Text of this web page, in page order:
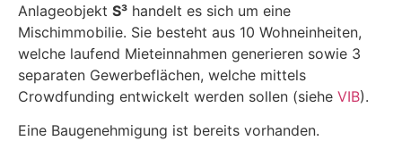
Anlageobjekt S³ handelt es sich um eine
Mischimmobilie. Sie besteht aus 10 Wohneinheiten,
welche laufend Mieteinnahmen generieren sowie 3
separaten Gewerbeflächen, welche mittels
Crowdfunding entwickelt werden sollen (siehe VIB).
Eine Baugenehmigung ist bereits vorhanden.